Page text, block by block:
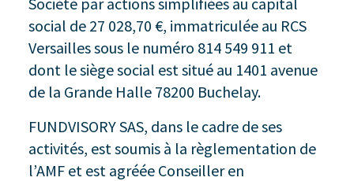
social de 27 028,70 €, immatriculée au RCS
Versailles sous le numéro 814 549 911 et
dont le siège social est situé au 1401 avenue
de la Grande Halle 78200 Buchelay.
FUNDVISORY SAS, dans le cadre de ses
activités, est soumis à la règlementation de
l’AMF et est agréée Conseiller en